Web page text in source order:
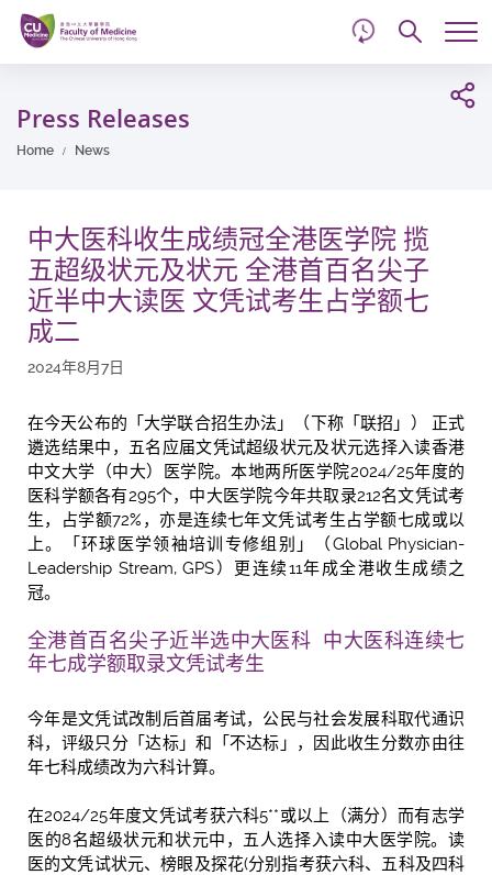
Skip
main
content
Press Releases
Home News
中大医科收生成绩冠全港医学院 揽
五超级状元及状元 全港首百名尖子
近半中大读医 文凭试考生占学额七
成二
2024年8月7日
在今天公布的「大学联合招生办法」（下称「联招」） 正式
遴选结果中，五名应届文凭试超级状元及状元选择入读香港
中文大学（中大）医学院。本地两所医学院2024/25年度的
医科学额各有295个，中大医学院今年共取录212名文凭试考
生，占学额72%，亦是连续七年文凭试考生占学额七成或以
上。「环球医学领袖培训专修组别」（Global Physician-
Leadership Stream, GPS）更连续11年成全港收生成绩之
冠。
全港首百名尖子近半选中大医科 中大医科连续七
年七成学额取录文凭试考生
今年是文凭试改制后首届考试，公民与社会发展科取代通识
科，评级只分「达标」和「不达标」，因此收生分数亦由往
年七科成绩改为六科计算。
在2024/25年度文凭试考获六科5**或以上（满分）而有志学
医的8名超级状元和状元中，五人选择入读中大医学院。读
医的文凭试状元、榜眼及探花(分别指考获六科、五科及四科